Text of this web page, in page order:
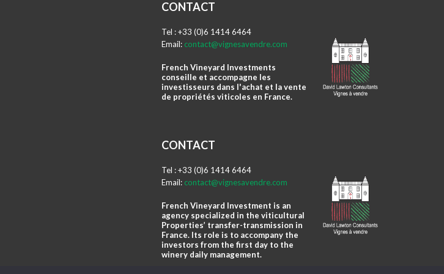
CONTACT
Tel : +33 (0)6 1414 6464
Email: contact@vignesavendre.com
French Vineyard Investments
conseille et accompagne les
investisseurs dans l'achat et la vente
de propriétés viticoles en France.
CONTACT
Tel : +33 (0)6 1414 6464
Email: contact@vignesavendre.com
French Vineyard Investment is an
agency specialized in the viticultural
Properties’ transfer-transmission in
France. Its role is to accompany the
investors from the first day to the
winery daily management.